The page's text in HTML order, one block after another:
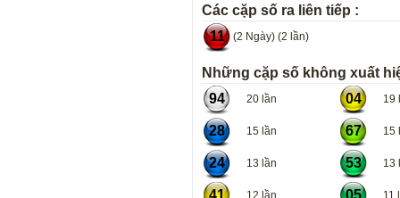
Các cặp số ra liên tiếp :
11
(2 Ngày) (2 lần)
Những cặp số không xuất
94
20 lần 04 19
28 15 lần 67 15
24 13 lần 53 13
41 12 lần 05 11